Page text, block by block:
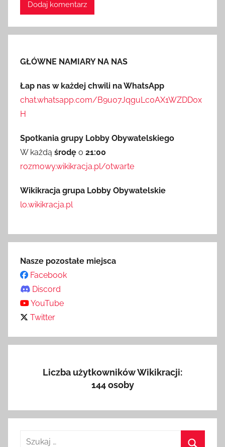
GŁÓWNE NAMIARY NA NAS
Łap nas w każdej chwili na WhatsApp
chat.whatsapp.com/B9u07JqguLc0AX1WZDD0x
H
Spotkania grupy Lobby Obywatelskiego
W każdą środę o 21:00
rozmowy.wikikracja.pl/otwarte
Wikikracja grupa Lobby Obywatelskie
lo.wikikracja.pl
Nasze pozostałe miejsca
Facebook
Discord
YouTube
Twitter
Liczba użytkowników Wikikracji:
144 osoby
Szukaj: